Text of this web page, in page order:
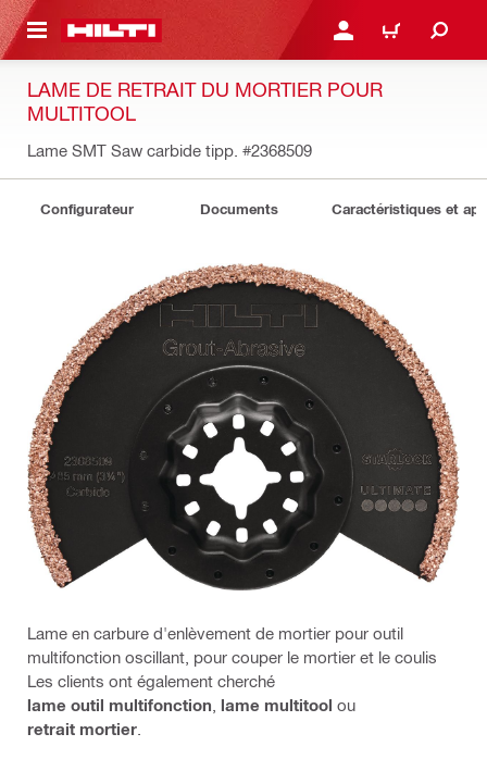
CONTENT CONNEXION OU
PANIER
LAME DE RETRAIT DU MORTIER POUR
MULTITOOL
Lame SMT Saw carbide tipp. #2368509
Configurateur Documents Caractéristiques et
Lame en carbure d'enlèvement de mortier pour outil
multifonction oscillant, pour couper le mortier et le coulis
Les clients ont également cherché
lame outil multifonction lame multitool ou
retrait mortier